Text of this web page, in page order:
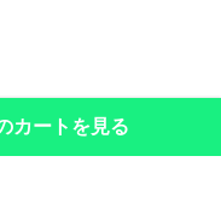
カートを見る